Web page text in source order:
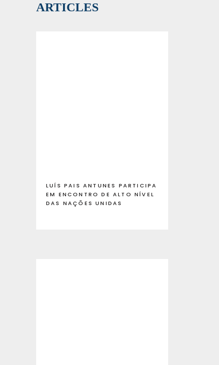
ARTICLES
LUÍS PAIS ANTUNES PARTICIPA
EM ENCONTRO DE ALTO NÍVEL
DAS NAÇÕES UNIDAS